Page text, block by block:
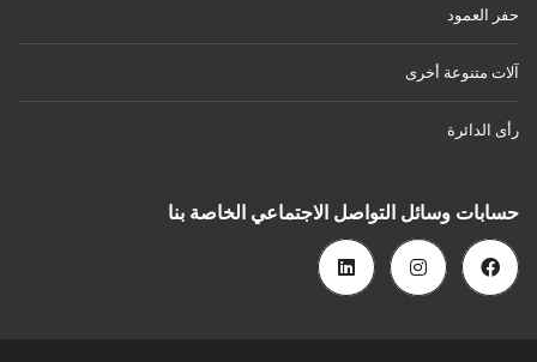
حفر العمود
آلات متنوعة أخرى
رأى الدائرة
حسابات وسائل التواصل الاجتماعي الخاصة بنا